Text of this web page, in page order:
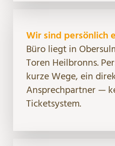
Wir sind persönlich
Büro liegt in
Toren Heilbronns.
kurze Wege, ein
Ansprechpartner —
Ticketsystem.